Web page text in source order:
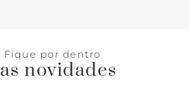
Fique por dentro
novidades